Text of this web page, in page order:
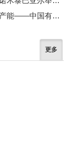
锻造无愧时代无愧使命的世界一流新质产能——中国有色金属工业的战略应对与破局之道（二）
更多